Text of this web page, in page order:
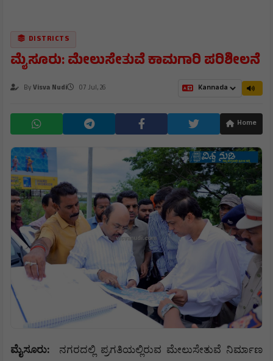
DISTRICTS
ಮೈಸೂರು: ಮೇಲುಸೇತುವೆ ಕಾಮಗಾರಿ ಪರಿಶೀಲನೆ
ByVisva Nudi 07 Jul, 26
Home
ಮೈಸೂರು: ನಗರದಲ್ಲಿ ಪ್ರಗತಿಯಲ್ಲಿರುವ ಮೇಲುಸೇತುವೆ ನಿರ್ಮಾಣ